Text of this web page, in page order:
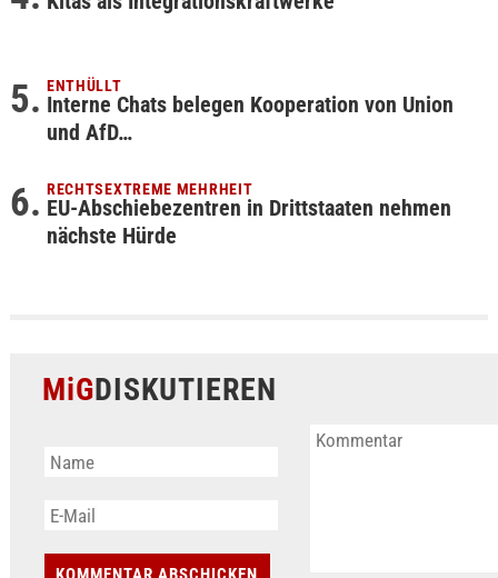
ENTHÜLLT
Interne Chats belegen Kooperation von Union
und AfD…
RECHTSEXTREME MEHRHEIT
EU-Abschiebezentren in Drittstaaten nehmen
nächste Hürde
MiGDISKUTIEREN